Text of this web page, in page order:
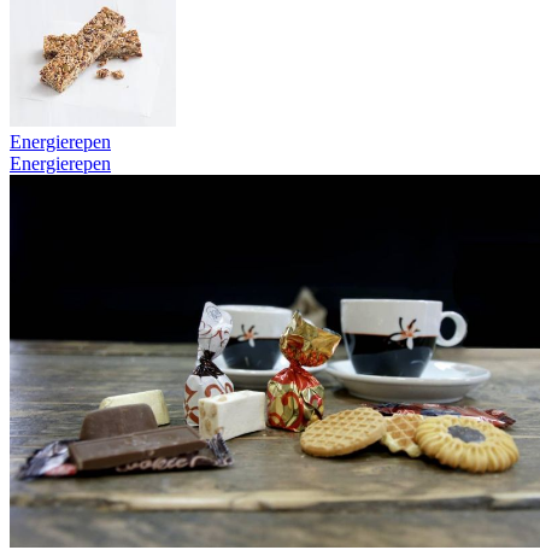
Energierepen
Energierepen